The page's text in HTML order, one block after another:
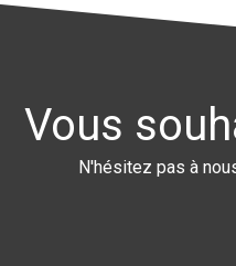
Vous
N'hésitez pas à